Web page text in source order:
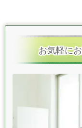
お気軽に